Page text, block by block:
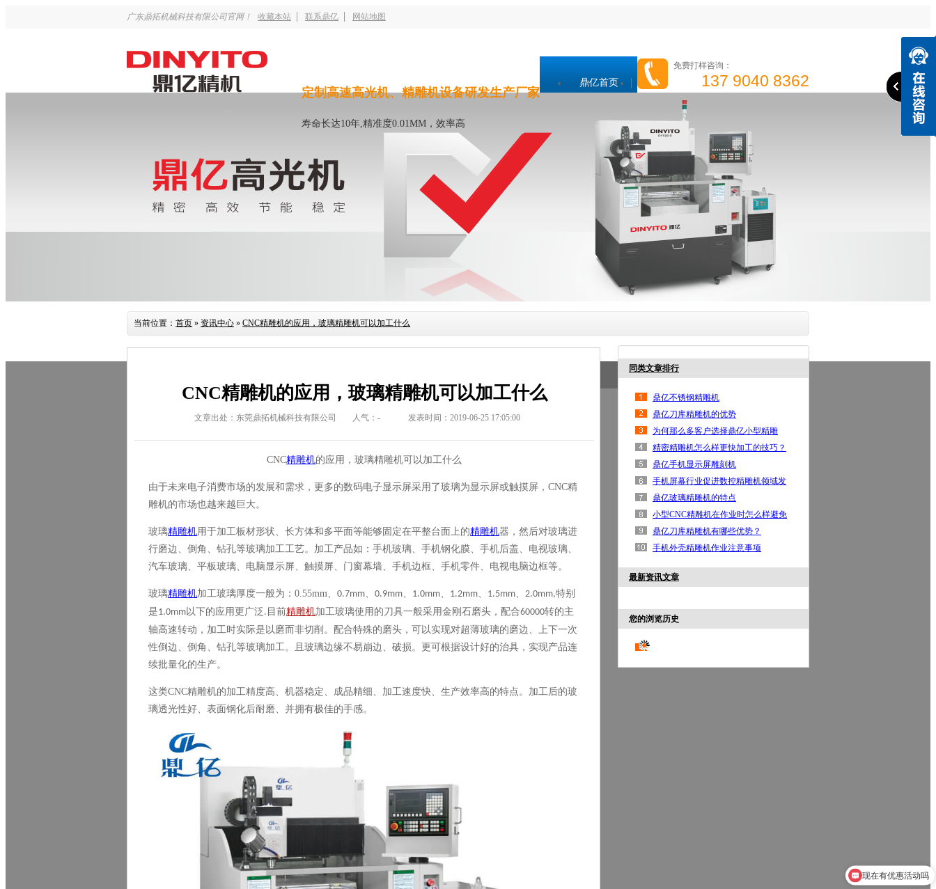
广东鼎拓机械科技有限公司官网！ 收藏本站 联系鼎亿 网站地图
定制高速高光机、精雕机设备研发生产厂家
寿命长达10年,精准度0.01MM，效率高
免费打样咨询：
137 9040 8362
鼎亿首页 高光机 精雕机 高速钻攻机 手机边框高光机 成功
当前位置： 首页 » 资讯中心 » CNC精雕机的应用，玻璃精雕机可以加工什么
CNC精雕机的应用，玻璃精雕机可以加工什么
文章出处：东莞鼎拓机械科技有限公司 人气： - 发表时间：2019-06-25 17:05:00
CNC精雕机的应用，玻璃精雕机可以加工什么
由于未来电子消费市场的发展和需求，更多的数码电子显示屏采用了玻璃为显示屏或触摸屏， CNC精
雕机的市场也越来越巨大。
玻璃精雕机用于加工板材形状、长方体和多平面等能够固定在平整台面上的精雕机器，然后对玻璃进
行磨边、倒角、钻孔等玻璃加工工艺。加工产品如：手机玻璃、手机钢化膜、手机后盖、电视玻璃、
汽车玻璃、平板玻璃、电脑显示屏、触摸屏、门窗幕墙、手机边框、手机零件、电视电脑边框等。
玻璃精雕机加工玻璃厚度一般为： 0.55mm、 0.7mm、 0.9mm、 1.0mm、 1.2mm、 1.5mm、 2.0mm,特别
是1.0mm以下的应用更广泛 . 目前精雕机加工玻璃使用的刀具一般采用金刚石磨头，配合60000转的主
轴高速转动，加工时实际是以磨而非切削。配合特殊的磨头，可以实现对超薄玻璃的磨边、上下一次
性倒边、倒角、钻孔等玻璃加工。且玻璃边缘不易崩边、破损。更可根据设计好的治具，实现产品连
续批量化的生产。
这类CNC精雕机的加工精度高、机器稳定、成品精细、加工速度快、生产效率高的特点。加工后的玻
璃透光性好、表面钢化后耐磨、并拥有极佳的手感。
同类文章排行
鼎亿不锈钢精雕机
鼎亿刀库精雕机的优势
为何那么多客户选择鼎亿小型精雕
机？
精密精雕机怎么样更快加工的技巧？
鼎亿手机显示屏雕刻机
手机屏幕行业促进数控精雕机领域发
展
鼎亿玻璃精雕机的特点
小型CNC精雕机在作业时怎么样避免
出现事故？
鼎亿刀库精雕机有哪些优势？
手机外壳精雕机作业注意事项
最新资讯文章
您的浏览历史
联系鼎亿
现在有优惠活动吗